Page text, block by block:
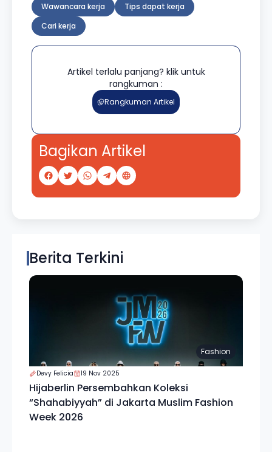
Wawancara kerja
Tips dapat kerja
Cari kerja
Artikel terlalu panjang? klik untuk
rangkuman :
Rangkuman Artikel
Bagikan Artikel
Berita Terkini
Fashion
Devy Felicia 19 Nov 2025
Hijaberlin Persembahkan Koleksi
“Shahabiyyah” di Jakarta Muslim Fashion
Week 2026